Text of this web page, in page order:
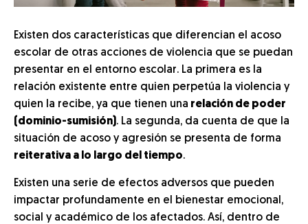
Existen dos características que diferencian el acoso
escolar de otras acciones de violencia que se puedan
presentar en el entorno escolar. La primera es la
relación existente entre quien perpetúa la violencia y
quien la recibe, ya que tienen una relación de poder
(dominio-sumisión) . La segunda, da cuenta de que la
situación de acoso y agresión se presenta de forma
reiterativa a lo largo del tiempo.
Existen una serie de efectos adversos que pueden
impactar profundamente en el bienestar emocional,
social y académico de los afectados. Así, dentro de